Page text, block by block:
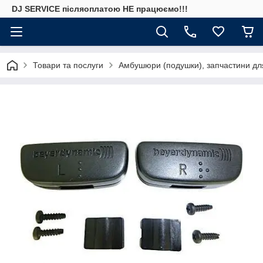
DJ SERVICE пiсляоплатою НЕ працюємо!!!
Товари та послуги Амбушюри (подушки), запчастини